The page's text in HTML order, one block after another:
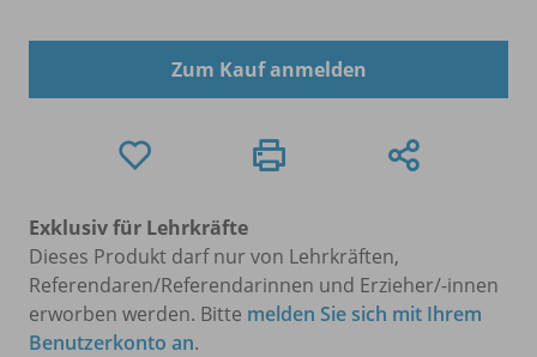
Zum Kauf anmelden
Exklusiv für Lehrkräfte
Dieses Produkt darf nur von Lehrkräften,
Referendaren/Referendarinnen und Erzieher/-innen
erworben werden. Bitte melden Sie sich mit Ihrem
Benutzerkonto an.